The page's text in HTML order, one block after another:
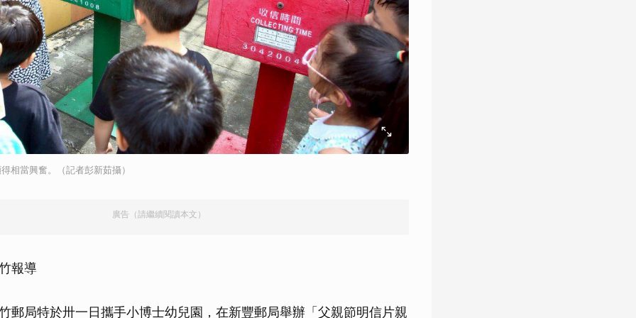
相當興奮。（記者彭新茹攝）
廣告（請繼續閱讀本文）
報導
郵局特於卅一日攜手小博士幼兒園，在新豐郵局舉辦「父親節明信片親